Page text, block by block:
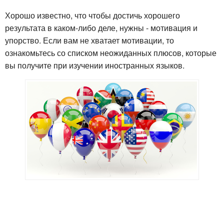
Хорошо известно, что чтобы достичь хорошего
результата в каком-либо деле, нужны - мотивация и
упорство. Если вам не хватает мотивации, то
ознакомьтесь со списком неожиданных плюсов, которые
вы получите при изучении иностранных языков.